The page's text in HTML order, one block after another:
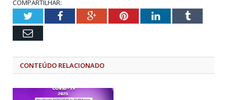
COMPARTILHAR:
TwitterFacebookGoogle+PinterestLinkedInTumblr
Email
CONTEÚDO RELACIONADO